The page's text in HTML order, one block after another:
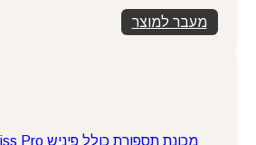
מעבר למוצר
מכונת תספורת כולל פיניש Babyliss Pro דגם FX726BI